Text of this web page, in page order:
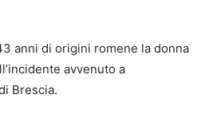
anni di origini romene la donna
avvenuto a
Brescia.